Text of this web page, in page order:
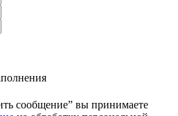
сообщение” вы принимаете